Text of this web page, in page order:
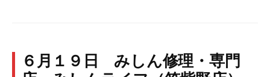
６月１９日 みしん修理・専門